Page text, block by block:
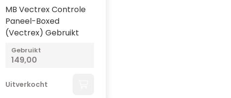
MB Vectrex Controle
Paneel-Boxed
(Vectrex) Gebruikt
Gebruikt
149,00
Uitverkocht